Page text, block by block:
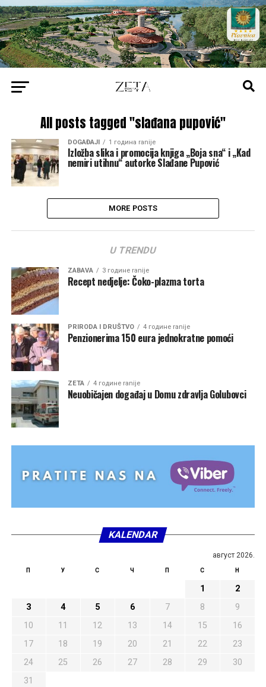
All posts tagged "slađana pupović"
DOGAĐAJI 1 година ranije
Izložba slika i promocija knjiga „Boja sna“ i „Kad
nemiri utihnu“ autorke Slađane Pupović
MORE POSTS
U TRENDU
ZABAVA 3 године ranije
Recept nedjelje: Čoko-plazma torta
PRIRODA I DRUŠTVO 4 године ranije
Penzionerima 150 eura jednokratne pomoći
ZETA 4 године ranije
Neuobičajen događaj u Domu zdravlja Golubovci
KALENDAR
август 2026.
П У С Ч П С Н
1
2
3
4 5 6 7 8
9
10
11 12 13 14 15
16
17
18 19 20 21 22
23
24
25 26 27 28 29
30
31